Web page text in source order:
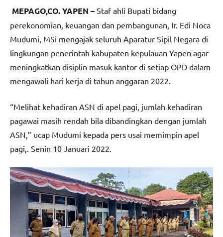
MEPAGO,CO. YAPEN – Staf ahli Bupati bidang
perekonomian, keuangan dan pembangunan, Ir. Edi Noca
Mudumi, MSi mengajak seluruh Aparatur Sipil Negara di
lingkungan penerintah kabupaten kepulauan Yapen agar
meningkatkan disiplin masuk kantor di setiap OPD dalam
mengawali hari kerja di tahun anggaran 2022.
“Melihat kehadiran ASN di apel pagi, jumlah kehadiran
pagawai masih rendah bila dibandingkan dengan jumlah
ASN,” ucap Mudumi kepada pers usai memimpin apel
pagi,. Senin 10 Januari 2022.